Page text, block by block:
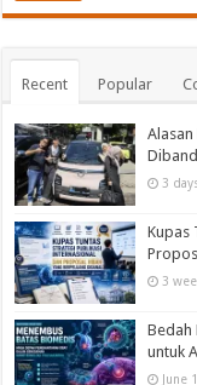
Recent Popular
Alasan
3
Kupas
3
Bedah
untuk
June